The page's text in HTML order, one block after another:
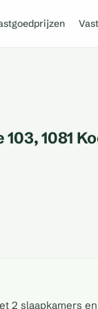
1081
2 slaapkamers